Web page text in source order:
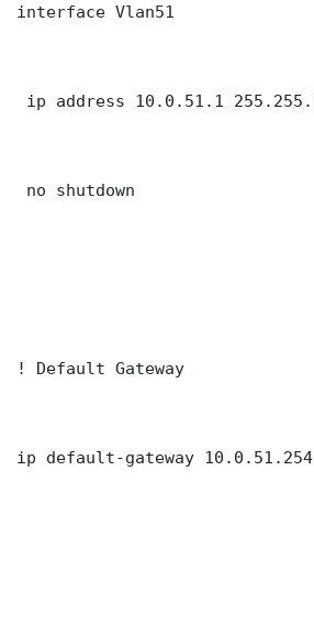
interface Vlan51
ip address 10.0.51.1
no shutdown
! Default Gateway
ip default-gateway 10.0.51.254